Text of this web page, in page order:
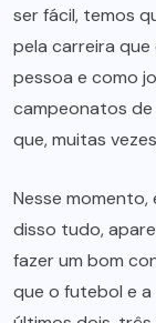
ser fácil, temos
pela carreira
pessoa e como
campeonatos de
que, muitas
Nesse
disso tudo,
fazer um bom
que o futebol e a